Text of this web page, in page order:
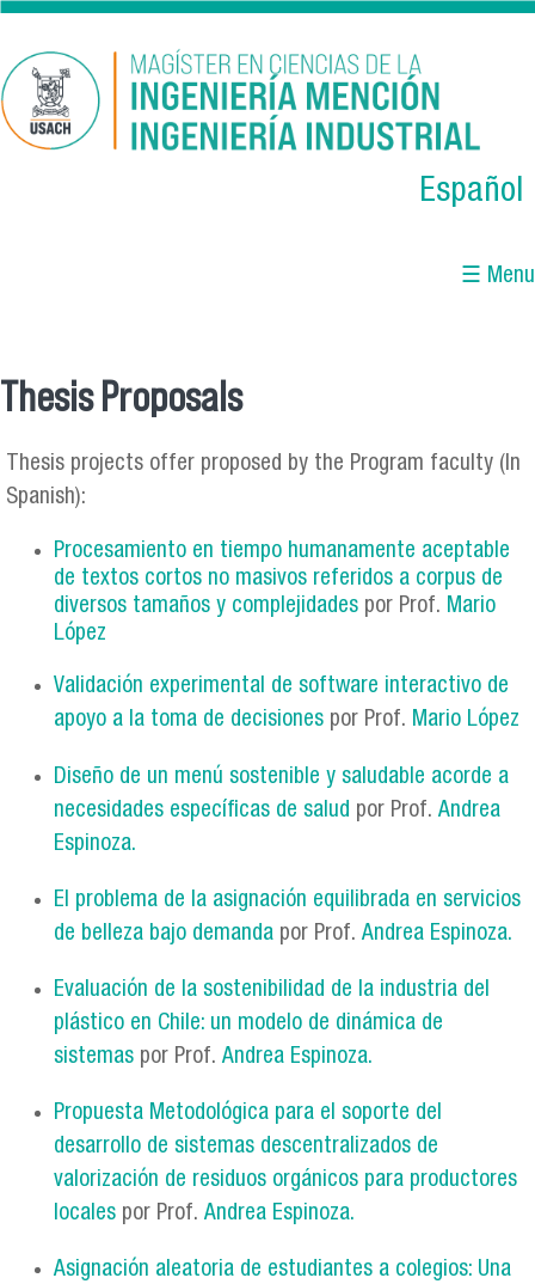
Skip to main content
Español
☰ Menu
You are here
Thesis Proposals
Thesis projects offer proposed by the Program faculty (In
Spanish):
Procesamiento en tiempo humanamente aceptable
de textos cortos no masivos referidos a corpus de
diversos tamaños y complejidades por Prof. Mario
López
Validación experimental de software interactivo de
apoyo a la toma de decisiones por Prof. Mario López
Diseño de un menú sostenible y saludable acorde a
necesidades específicas de salud por Prof. Andrea
Espinoza.
El problema de la asignación equilibrada en servicios
de belleza bajo demanda por Prof. Andrea Espinoza.
Evaluación de la sostenibilidad de la industria del
plástico en Chile: un modelo de dinámica de
sistemas por Prof. Andrea Espinoza.
Propuesta Metodológica para el soporte del
desarrollo de sistemas descentralizados de
valorización de residuos orgánicos para productores
locales por Prof. Andrea Espinoza.
Asignación aleatoria de estudiantes a colegios: Una